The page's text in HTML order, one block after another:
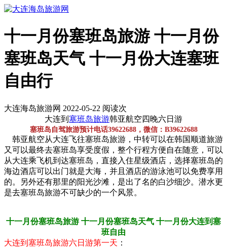
十一月份塞班岛旅游 十一月份
塞班岛天气 十一月份大连塞班
自由行
大连海岛旅游网 2022-05-22 阅读次
大连到 塞班岛旅游韩亚航空四晚六日游
塞班岛自驾旅游预计电话39622688，微信：B39622688
韩亚航空从大连飞往塞班岛旅游，中转可以在韩国顺道旅游
又可以最终去塞班岛享受度假，整个行程方便自在随意，可以
从大连乘飞机到达塞班岛，直接入住星级酒店，选择塞班岛的
海边酒店可以出门就是大海，并且酒店的游泳池可以免费享用
的。另外还有那里的阳光沙滩，是出了名的白沙细沙。潜水更
是去塞班岛旅游不可缺少的一个风景。
十一月份塞班岛旅游 十一月份塞班岛天气 十一月份大连到塞
班自由
大连到塞班岛旅游六日游第一天 ：